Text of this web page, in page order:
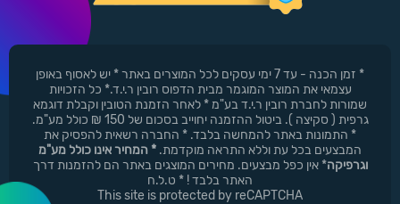
* זמן הכנה - עד 7 ימי עסקים לכל המוצרים באתר * יש לאסוף באופן
עצמאי את המוצר המוגמר מבית הדפוס רובין ר.י.ד.* כל הזכויות
שמורות לחברת רובין ר.י.ד בע"מ * לאחר הזמנת הטובין וקבלת דוגמא
גרפית ( סקיצה ). ביטול ההזמנה יחוייב בסכום של 150 ₪ כולל מע"מ.
* התמונות באתר להמחשה בלבד. * החברה רשאית להפסיק את
המבצעים בכל עת וללא התראה מוקדמת. * המחיר אינו כולל מע"מ
וגרפיקה* אין כפל מבצעים. מחירים המוצגים באתר הם להזמנות דרך
האתר בלבד ! * ט.ל.ח
This site is protected by reCAPTCHA